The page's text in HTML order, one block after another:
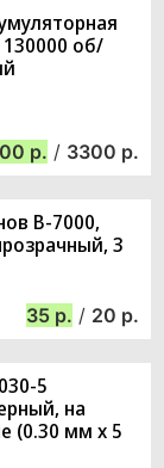
130000 об/
/ 3300
B-7000,
3
35 / 20
5
на
(0.30 мм х 5